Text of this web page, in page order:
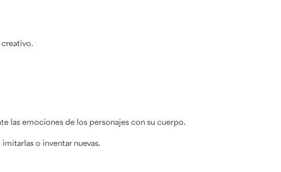
las emociones de los personajes con su cuerpo.
o inventar nuevas.